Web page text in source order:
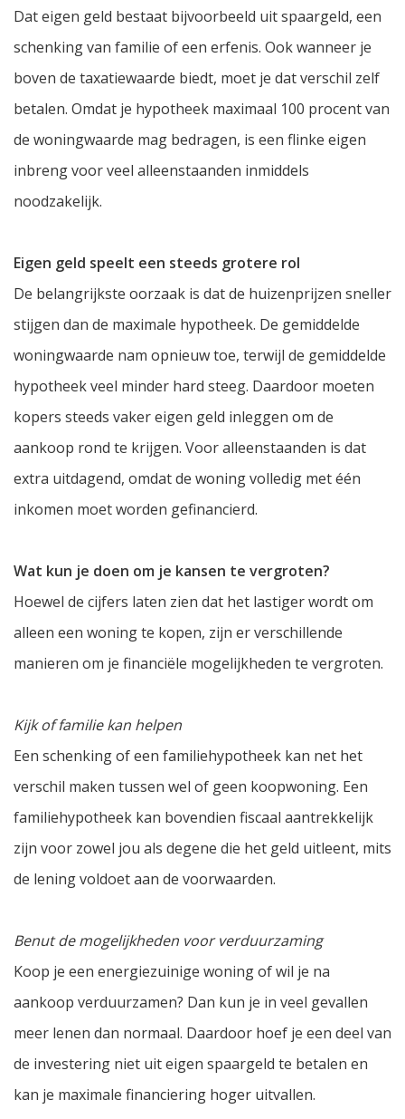
Dat eigen geld bestaat bijvoorbeeld uit spaargeld, een
schenking van familie of een erfenis. Ook wanneer je
boven de taxatiewaarde biedt, moet je dat verschil zelf
betalen. Omdat je hypotheek maximaal 100 procent van
de woningwaarde mag bedragen, is een flinke eigen
inbreng voor veel alleenstaanden inmiddels
noodzakelijk.
Eigen geld speelt een steeds grotere rol
De belangrijkste oorzaak is dat de huizenprijzen sneller
stijgen dan de maximale hypotheek. De gemiddelde
woningwaarde nam opnieuw toe, terwijl de gemiddelde
hypotheek veel minder hard steeg. Daardoor moeten
kopers steeds vaker eigen geld inleggen om de
aankoop rond te krijgen. Voor alleenstaanden is dat
extra uitdagend, omdat de woning volledig met één
inkomen moet worden gefinancierd.
Wat kun je doen om je kansen te vergroten?
Hoewel de cijfers laten zien dat het lastiger wordt om
alleen een woning te kopen, zijn er verschillende
manieren om je financiële mogelijkheden te vergroten.
Kijk of familie kan helpen
Een schenking of een familiehypotheek kan net het
verschil maken tussen wel of geen koopwoning. Een
familiehypotheek kan bovendien fiscaal aantrekkelijk
zijn voor zowel jou als degene die het geld uitleent, mits
de lening voldoet aan de voorwaarden.
Benut de mogelijkheden voor verduurzaming
Koop je een energiezuinige woning of wil je na
aankoop verduurzamen? Dan kun je in veel gevallen
meer lenen dan normaal. Daardoor hoef je een deel van
de investering niet uit eigen spaargeld te betalen en
kan je maximale financiering hoger uitvallen.